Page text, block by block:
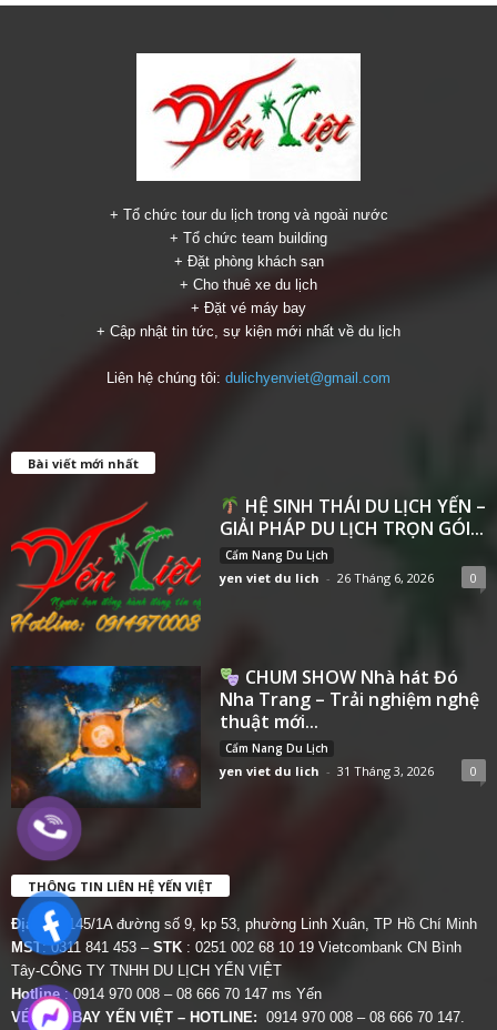
+ Tổ chức tour du lịch trong và ngoài nước
+ Tổ chức team building
+ Đặt phòng khách sạn
+ Cho thuê xe du lịch
+ Đặt vé máy bay
+ Cập nhật tin tức, sự kiện mới nhất về du lịch
Liên hệ chúng tôi: dulichyenviet@gmail.com
Bài viết mới nhất
HỆ SINH THÁI DU LỊCH YẾN –
GIẢI PHÁP DU LỊCH TRỌN GÓI...
Cẩm Nang Du Lịch
yen viet du lich - 26 Tháng 6, 2026 0
CHUM SHOW Nhà hát Đó
Nha Trang – Trải nghiệm nghệ
thuật mới...
Cẩm Nang Du Lịch
yen viet du lich - 31 Tháng 3, 2026 0
THÔNG TIN LIÊN HỆ YẾN VIỆT
Địa chỉ:
145/1A đường số 9, kp 53, phường Linh Xuân, TP Hồ Chí Minh
MST: 0311 841 453 – STK : 0251 002 68 10 19 Vietcombank CN Bình
Tây-CÔNG TY TNHH DU LỊCH YẾN VIỆT
Hotline: 0914 970 008 – 08 666 70 147 ms Yến
VÉ MÁY BAY YẾN VIỆT – HOTLINE: 0914 970 008 – 08 666 70 147.